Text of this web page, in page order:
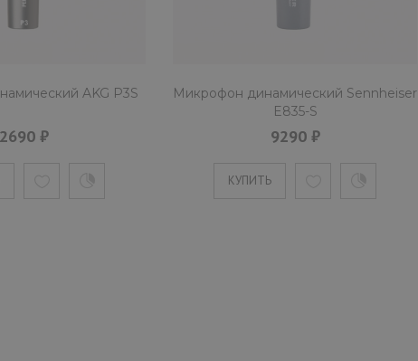
AKG P3S
2690 ₽
Микрофон динамический Sennheiser
E835-S
9290 ₽
КУПИТЬ